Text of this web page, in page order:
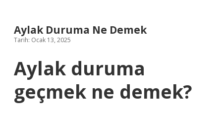
Aylak Duruma Ne Demek
Tarih: Ocak 13, 2025
Aylak duruma
geçmek ne demek?